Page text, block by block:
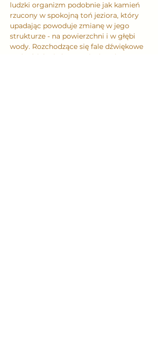
ludzki organizm podobnie jak kamień
rzucony w spokojną toń jeziora, który
upadając powoduje zmianę w jego
strukturze - na powierzchni i w głębi
wody. Rozchodzące się fale dźwiękowe
mają działanie harmonizujące i